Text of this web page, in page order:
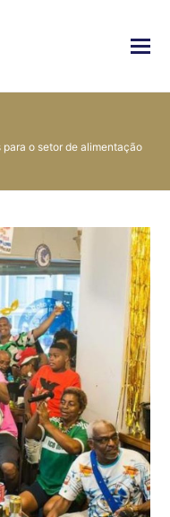
o setor de alimentação